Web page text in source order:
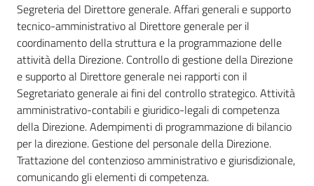
Segreteria del Direttore generale. Affari generali e supporto
tecnico-amministrativo al Direttore generale per il
coordinamento della struttura e la programmazione delle
attività della Direzione. Controllo di gestione della Direzione
e supporto al Direttore generale nei rapporti con il
Segretariato generale ai fini del controllo strategico. Attività
amministrativo-contabili e giuridico-legali di competenza
della Direzione. Adempimenti di programmazione di bilancio
per la direzione. Gestione del personale della Direzione.
Trattazione del contenzioso amministrativo e giurisdizionale,
comunicando gli elementi di competenza.